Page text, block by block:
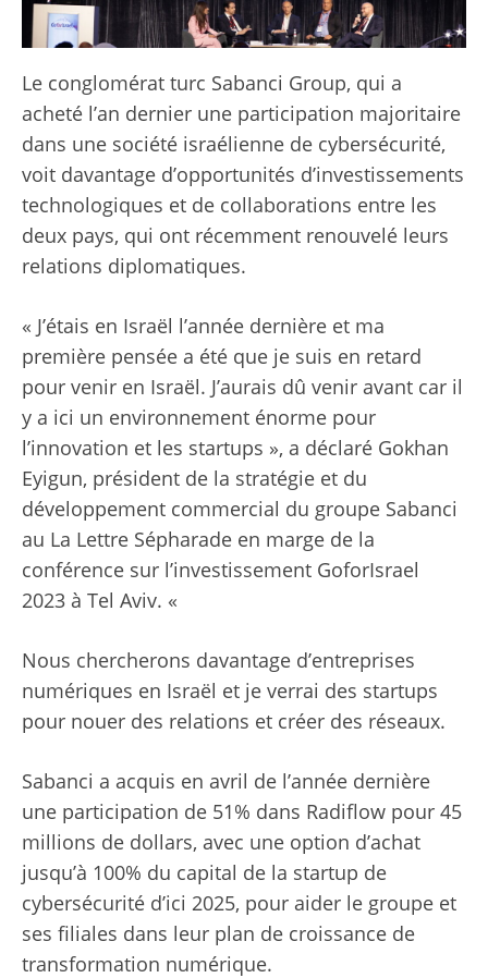
Le conglomérat turc Sabanci Group, qui a
acheté l’an dernier une participation majoritaire
dans une société israélienne de cybersécurité,
voit davantage d’opportunités d’investissements
technologiques et de collaborations entre les
deux pays, qui ont récemment renouvelé leurs
relations diplomatiques.
« J’étais en Israël l’année dernière et ma
première pensée a été que je suis en retard
pour venir en Israël. J’aurais dû venir avant car il
y a ici un environnement énorme pour
l’innovation et les startups », a déclaré Gokhan
Eyigun, président de la stratégie et du
développement commercial du groupe Sabanci
au La Lettre Sépharade en marge de la
conférence sur l’investissement GoforIsrael
2023 à Tel Aviv. «
Nous chercherons davantage d’entreprises
numériques en Israël et je verrai des startups
pour nouer des relations et créer des réseaux.
Sabanci a acquis en avril de l’année dernière
une participation de 51% dans Radiflow pour 45
millions de dollars, avec une option d’achat
jusqu’à 100% du capital de la startup de
cybersécurité d’ici 2025, pour aider le groupe et
ses filiales dans leur plan de croissance de
transformation numérique.